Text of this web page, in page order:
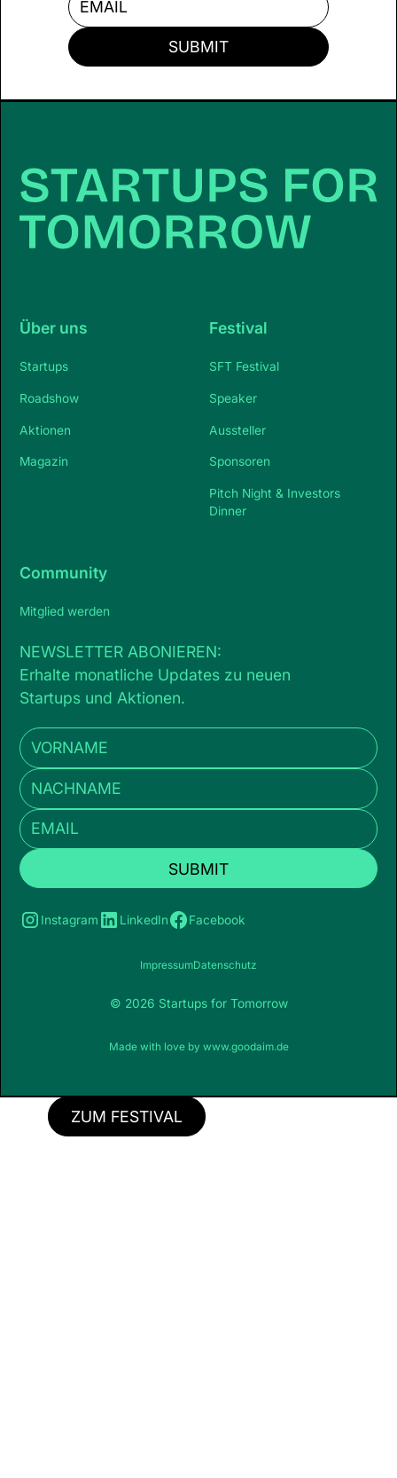
Über uns
Startups
Roadshow
Aktionen
Magazin
Festival
SFT Festival
Speaker
Aussteller
Sponsoren
Pitch Night & Investors
Dinner
Community
Mitglied werden
NEWSLETTER ABONIEREN:
Erhalte monatliche Updates zu neuen
Startups und Aktionen.
Instagram LinkedIn Facebook
© 2026 Startups for Tomorrow
ImpressumDatenschutz
Made with love by www.goodaim.de
ZUM FESTIVAL